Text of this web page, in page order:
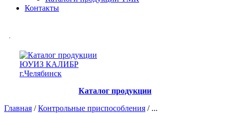
Контакты
Каталог продукции
Главная /Контрольные приспособления / ...